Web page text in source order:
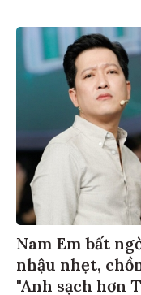
Nam Em bất
nhậu nhẹt,
"Anh sạch hơn